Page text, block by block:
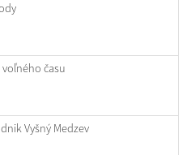
času
Vyšný Medzev